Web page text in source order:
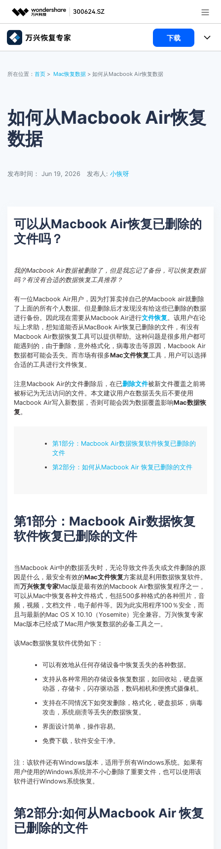
推荐产品
实用工具
关于万兴
客服热线： 4000-300624
下载
文件修复
电脑数据恢复
破损文件修复
文章资讯
电脑数据恢复
服务与支持
联系我们
所在位置： 首页 > Mac恢复数据 > 如何从Macbook Air恢复数据
如何从Macbook Air恢复
数据
发布时间： Jun 19, 2026 发布人: 小恢呀
可以从Macbook Air恢复已删除的
文件吗？
我的Macbook Air数据被删除了，但是我忘记了备份，可以恢复数据
吗？有没有合适的数据恢复工具推荐？
有一位Macbook Air用户，因为打算卖掉自己的Macbook air就删除
了上面的所有个人数据。但是删除后才发现没有给这些已删除的数据
进行备份。因此现在需要从Macbook Air进行文件恢复。该用户在论
坛上求助，想知道能否从MacBook Air恢复已删除的文件，有没有
Macbook Air数据恢复工具可以提供帮助。这种问题是很多用户都可
能遇到的，由于删除，意外格式化，病毒攻击等原因，Macbook Air
数据都可能会丢失。而市场有很多Mac文件恢复工具，用户可以选择
合适的工具进行文件恢复。
注意Macbook Air的文件删除后，在已删除文件被新文件覆盖之前将
被标记为无法访问的文件。本文建议用户在数据丢失后不要使用
Macbook Air写入新数据，否则可能会因为数据覆盖影响Mac数据恢
复。
第1部分：Macbook Air数据恢复软件恢复已删除的
文件
第2部分：如何从Macbook Air 恢复已删除的文件
第1部分：Macbook Air数据恢复
软件恢复已删除的文件
当Macbook Air中的数据丢失时，无论导致文件丢失或文件删除的原
因是什么，最安全有效的Mac文件恢复方案就是利用数据恢复软件。
而万兴恢复专家Mac版是最有效的Macbook Air数据恢复程序之一，
可以从Mac中恢复各种文件格式，包括500多种格式的各种照片，音
频，视频，文档文件，电子邮件等。因为此实用程序100％安全，而
且与最新的Mac OS X 10.10（Yosemite）完全兼容。万兴恢复专家
Mac版本已经成了Mac用户恢复数据的必备工具之一。
该Mac数据恢复软件优势如下：
可以有效地从任何存储设备中恢复丢失的各种数据。
支持从各种常用的存储设备恢复数据，如回收站，硬盘驱
动器，存储卡，闪存驱动器，数码相机和便携式摄像机。
支持在不同情况下如突发删除，格式化，硬盘损坏，病毒
攻击，系统崩溃等丢失的数据恢复。
界面设计简单，操作容易。
免费下载，软件安全干净。
注：该软件还有Windows版本，适用于所有Windows系统。如果有
用户使用的Windows系统并不小心删除了重要文件，也可以使用该
软件进行Windows系统恢复。
第2部分:如何从Macbook Air 恢复
已删除的文件